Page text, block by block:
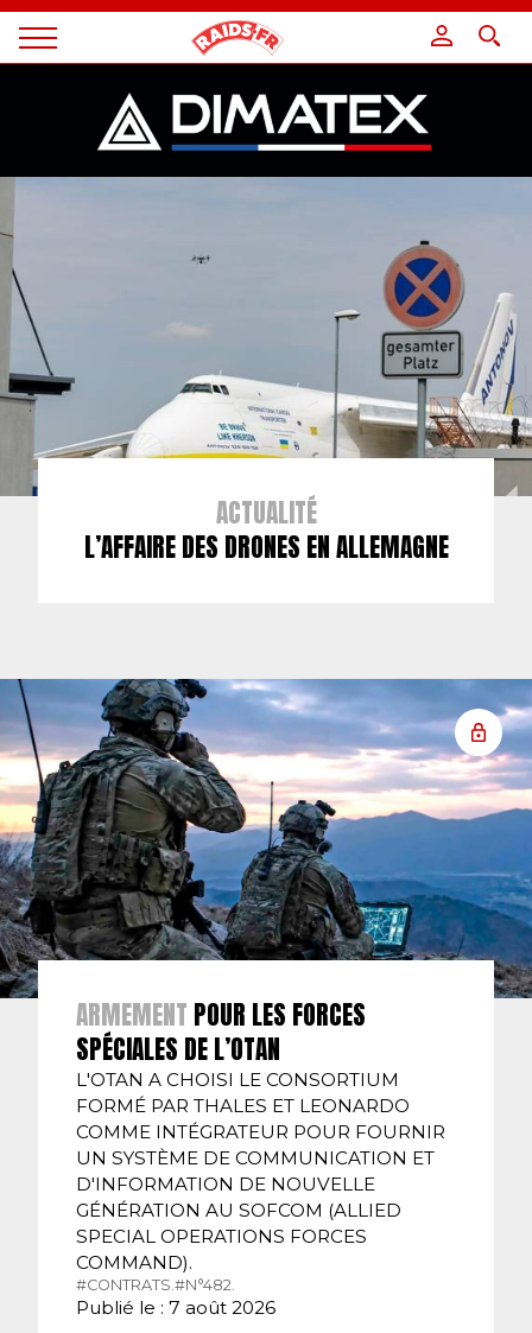
Magazine
ACTUALITÉ
L’AFFAIRE DES DRONES EN ALLEMAGNE
ARMEMENT POUR LES FORCES
SPÉCIALES DE L’OTAN
L'OTAN A CHOISI LE CONSORTIUM
FORMÉ PAR THALES ET LEONARDO
COMME INTÉGRATEUR POUR FOURNIR
UN SYSTÈME DE COMMUNICATION ET
D'INFORMATION DE NOUVELLE
GÉNÉRATION AU SOFCOM (ALLIED
SPECIAL OPERATIONS FORCES
COMMAND).
#CONTRATS. #N°482.
Publié le : 7 août 2026
Panneau de gestion des cookies